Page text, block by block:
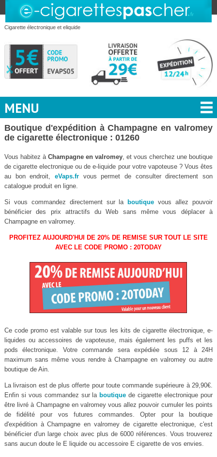
Cigarette électronique et eliquide
MENU
Boutique d'expédition à Champagne en valromey
de cigarette électronique : 01260
Vous habitez à Champagne en valromey , et vous cherchez une boutique
de cigarette electronique ou de e-liquide pour votre vapoteuse ? Vous êtes
au bon endroit, eVaps.frvous permet de consulter directement son
catalogue produit en ligne.
Si vous commandez directement sur la boutique vous allez pouvoir
bénéficier des prix attractifs du Web sans même vous déplacer à
Champagne en valromey.
PROFITEZ AUJOURD'HUI DE 20% DE REMISE SUR TOUT LE SITE
AVEC LE CODE PROMO : 20TODAY
Ce code promo est valable sur tous les kits de cigarette électronique, e-
liquides ou accessoires de vapoteuse, mais également les puffs et les
pods électronique. Votre commande sera expédiée sous 12 à 24H
maximum sans même vous rendre à Champagne en valromey ou autre
boutique de Ain.
La livraison est de plus offerte pour toute commande supérieure à 29,90€.
Enfin si vous commandez sur la boutique de cigarette electronique pour
être livré à Champagne en valromey vous allez pouvoir cumuler les points
de fidélité pour vos futures commandes. Opter pour la boutique
d'expédition à Champagne en valromey de cigarette electronique, c'est
bénéficier d'un large choix avec plus de 6000 références. Vous trouverez
sans aucun doute le E liquide ou accessoire E cigarette de vos envies.